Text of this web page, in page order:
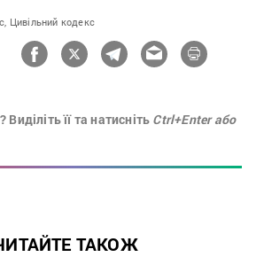
Цивільний кодекс
її та натисніть Ctrl+Enter або
ТАКОЖ